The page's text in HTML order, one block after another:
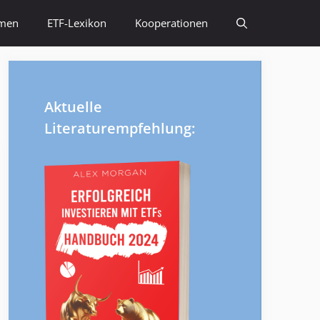
ETF-Lexikon Kooperationen
Aktuelle
Literaturempfehlung: